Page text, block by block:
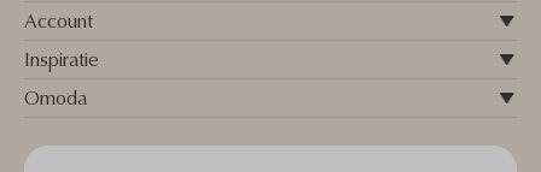
Account
Inspiratie
Omoda